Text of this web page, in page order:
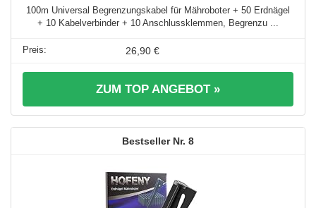
100m Universal Begrenzungskabel für Mähroboter + 50 Erdnägel
+ 10 Kabelverbinder + 10 Anschlussklemmen, Begrenzu ...
26,90 €
ZUM TOP ANGEBOT »
8